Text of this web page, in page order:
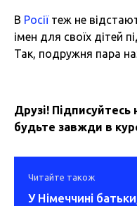
В Росіїтеж не
імен для своїх дітей
Так, подружня пара
Друзі! Підписуйтесь
будьте завжди в
Читайте також
У Німеччині